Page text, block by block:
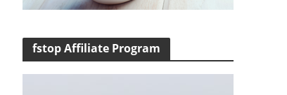
fstop Affiliate Program